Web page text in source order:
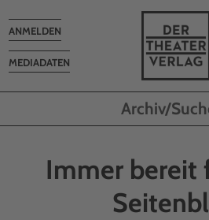
MEDIADATEN
Toggle
navigation
ANMELDEN
Archiv/
Immer bereit